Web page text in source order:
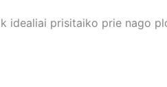
idealiai prisitaiko prie nago